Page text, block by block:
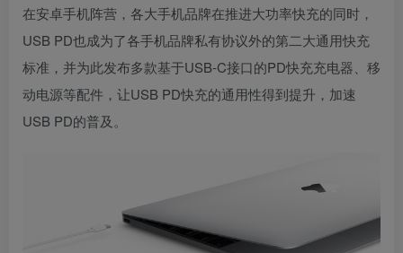
在安卓手机阵营，各大手机品牌在推进大功率快充的同时，
USB PD也成为了各手机品牌私有协议外的第二大通用快充
标准，并为此发布多款基于USB-C接口的PD快充充电器、移
动电源等配件，让USB PD快充的通用性得到提升，加速
USB PD的普及。